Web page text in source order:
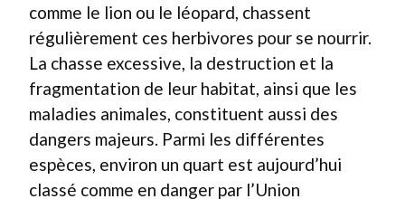
comme le lion ou le léopard, chassent
régulièrement ces herbivores pour se nourrir.
La chasse excessive, la destruction et la
fragmentation de leur habitat, ainsi que les
maladies animales, constituent aussi des
dangers majeurs. Parmi les différentes
espèces, environ un quart est aujourd’hui
classé comme en danger par l’Union